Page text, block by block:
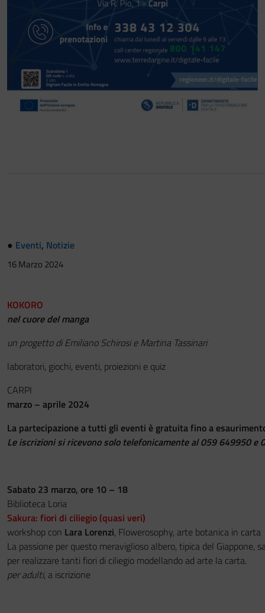
● Eventi, Notizie
16 Marzo 2024
KOKORO
nel cuore del manga
un progetto di Emiliano Schirosi e Martina Tassinari
laboratori, giochi, eventi, proiezioni e quiz
CARPI
marzo – aprile 2024
La partecipazione a tutti gli eventi è gratuita fino a
Le iscrizioni si ricevono solo telefonicamente al 059 649950 e
Sabato 23 marzo, ore 10 – 18
Biblioteca Loria
Sakura: fiori di ciliegio (quasi veri)
workshop con Lara Lorenzi, Flowerosophy, arte botanica in carta
La passione per questo meraviglioso albero, tipica del Giappone,
per realizzare tanti fiori di ciliegio modellando ad arte la carta.
per adulti, a iscrizione